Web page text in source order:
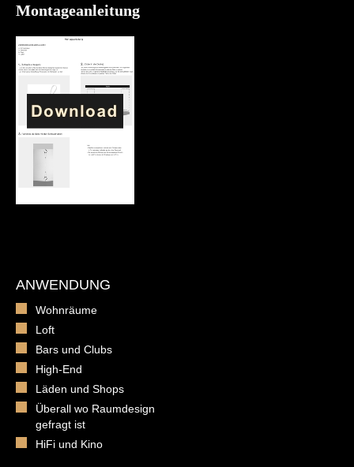
Montageanleitung
ANWENDUNG
Wohnräume
Loft
Bars und Clubs
High-End
Läden und Shops
Überall wo Raumdesign
gefragt ist
HiFi und Kino